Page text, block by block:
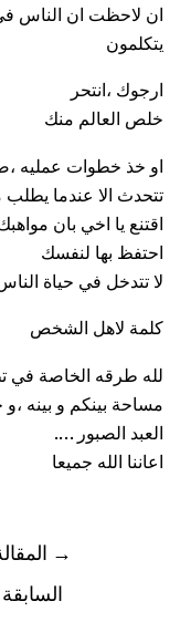
ان لاحظت ان الناس
يتكلمون
ارجوك ،انتحر
خلص العالم منك
او خذ خطوات عمليه
تتحدث الا عندما
اقتنع يا اخي بان
احتفظ بها لنفسك
لا تتدخل في حياة
كلمة لاهل الشخص
لله طرقه الخاصة في
مساحة بينكم و بينه
العبد الصبور ….
اعاننا الله جميعا
→
السابقة